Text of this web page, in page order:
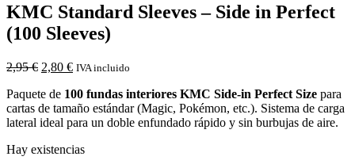
KMC Standard Sleeves – Side in Perfect
(100 Sleeves)
2,95€ 2,80 € IVA incluido
Paquete de 100 fundas interiores KMC Side-in Perfect Size para
cartas de tamaño estándar (Magic, Pokémon, etc.). Sistema de carga
lateral ideal para un doble enfundado rápido y sin burbujas de aire.
Hay existencias